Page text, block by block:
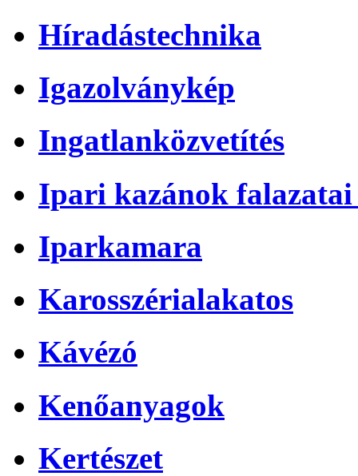
Híradástechnika
Igazolványkép
Ingatlanközvetítés
Ipari kazánok falazatai
Iparkamara
Karosszérialakatos
Kávézó
Kenőanyagok
Kertészet